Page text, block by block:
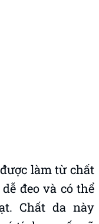
đeo và có thể
Chất da này
tính, quyến rũ